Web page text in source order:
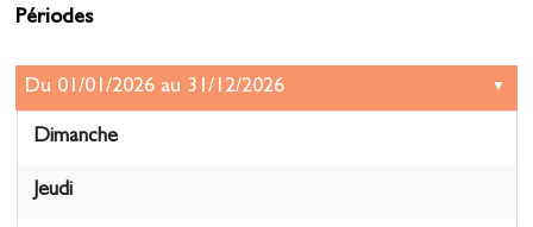
Périodes
Dimanche
Jeudi